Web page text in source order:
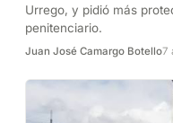
Urrego, y pidió más
penitenciario.
Juan José Camargo Botello7